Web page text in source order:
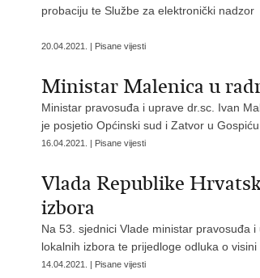
probaciju te Službe za elektronički nadzor
20.04.2021. | Pisane vijesti
Ministar Malenica u
Ministar pravosuđa i uprave dr.sc. Ivan
je posjetio Općinski sud i Zatvor u Gospiću.
16.04.2021. | Pisane vijesti
Vlada Republike
izbora
Na 53. sjednici Vlade ministar pravosuđa
lokalnih izbora te prijedloge odluka o
14.04.2021. | Pisane vijesti